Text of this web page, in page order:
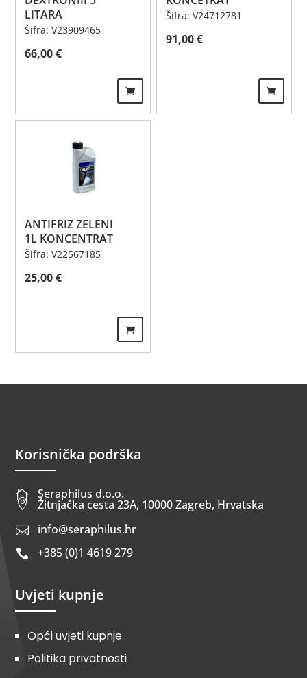
LITARA
Šifra: V23909465
66,00€
Šifra: V24712781
91,00€
ANTIFRIZ ZELENI
1L KONCENTRAT
Šifra: V22567185
25,00€
Korisnička podrška
 Seraphilus d.o.o.
 Žitnjačka cesta 23A, 10000 Zagreb, Hrvatska
 info@seraphilus.hr
 +385 (0)1 4619 279
Uvjeti kupnje
Opći uvjeti kupnje
Politika privatnosti